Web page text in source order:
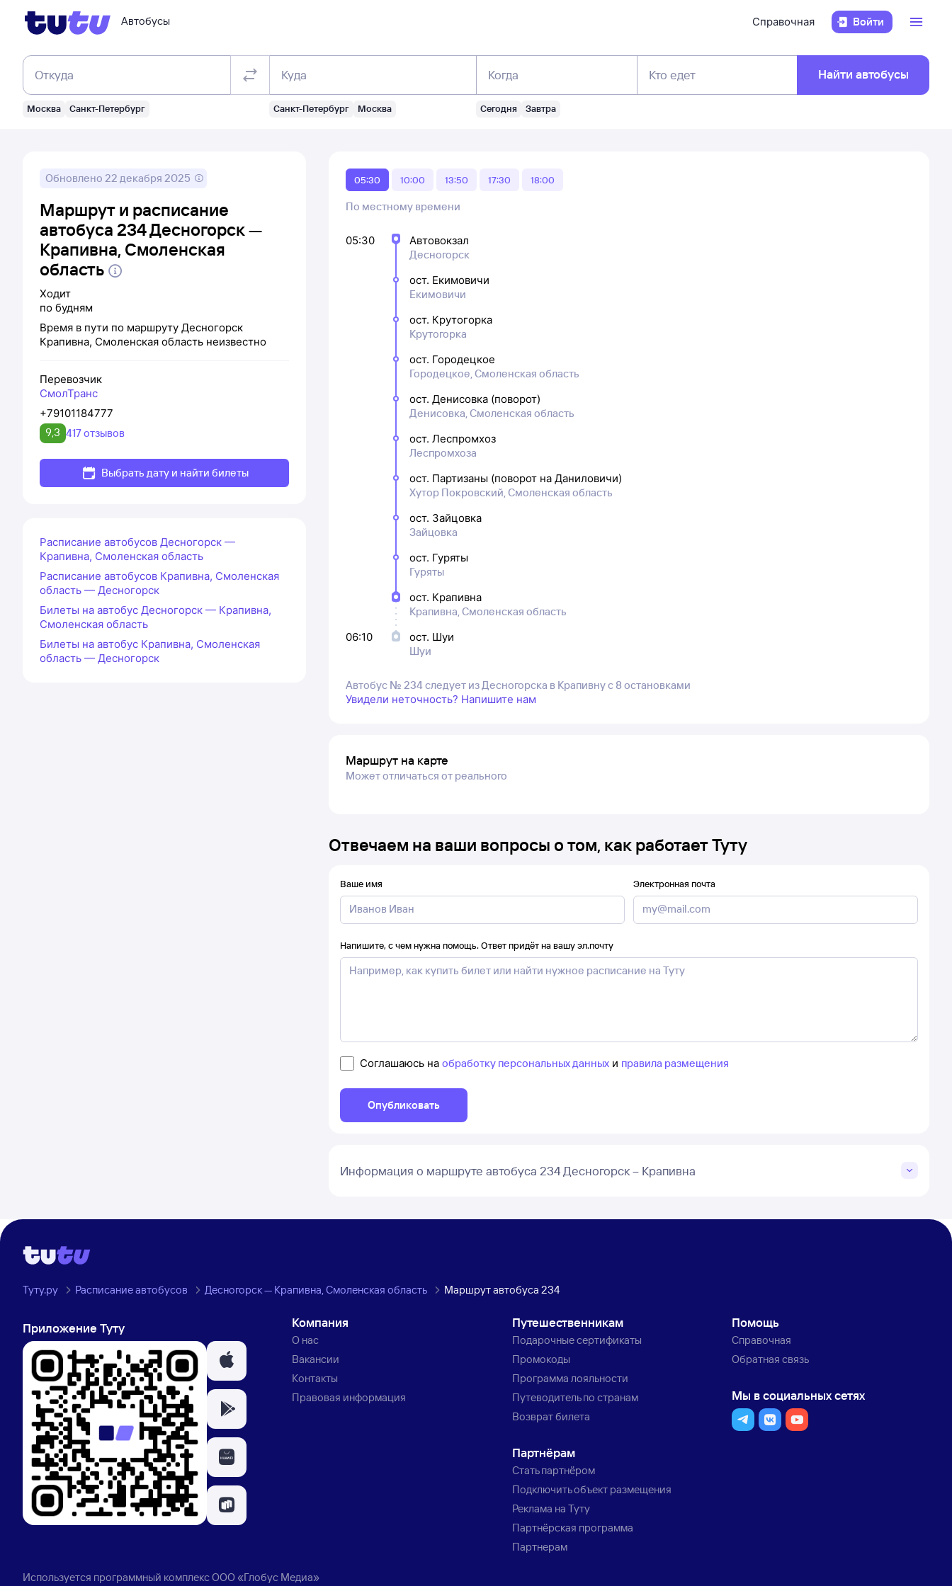
Автобусы Справочная Войти
Откуда
Москва Санкт-Петербург
Куда
Санкт-Петербург Москва
Когда
Сегодня Завтра
Кто едет Найти автобусы
Обновлено 22 декабря 2025
Маршрут и расписание
автобуса 234 Десногорск —
Крапивна, Смоленская
область
Ходит
по будням
Время в пути по маршруту Десногорск
Крапивна, Смоленская область неизвестно
Перевозчик
СмолТранс
+79101184777
9,3 417 отзывов
Выбрать дату и найти билеты
05:30 10:00 13:50 17:30 18:00
По местному времени
05:30
Автовокзал
Десногорск
ост. Екимовичи
Екимовичи
ост. Крутогорка
Крутогорка
ост. Городецкое
Городецкое, Смоленская область
ост. Денисовка (поворот)
Денисовка, Смоленская область
ост. Леспромхоз
Леспромхоза
ост. Партизаны (поворот на Даниловичи)
Хутор Покровский, Смоленская область
ост. Зайцовка
Зайцовка
ост. Гуряты
Гуряты
ост. Крапивна
Крапивна, Смоленская область
06:10
ост. Шуи
Шуи
Автобус № 234 следует из Десногорска в Крапивну с 8 остановками
Увидели неточность? Напишите нам
Маршрут на карте
Может отличаться от реального
Отвечаем на ваши вопросы о том, как работает Туту
Ваше имя Электронная почта
Напишите, с чем нужна помощь. Ответ придёт на вашу эл.почту
Соглашаюсь на обработку персональных данных и правила размещения
Опубликовать
Информация о маршруте автобуса 234 Десногорск – Крапивна
Расписание автобусов Десногорск —
Крапивна, Смоленская область
Расписание автобусов Крапивна, Смоленская
область — Десногорск
Билеты на автобус Десногорск — Крапивна,
Смоленская область
Билеты на автобус Крапивна, Смоленская
область — Десногорск
Туту.ру Расписание автобусов Десногорск — Крапивна, Смоленская область Маршрут автобуса 234
Приложение Туту Компания
О нас
Вакансии
Контакты
Правовая информация
Путешественникам
Подарочные сертификаты
Промокоды
Программа лояльности
Путеводитель по странам
Возврат билета
Партнёрам
Стать партнёром
Подключить объект размещения
Реклама на Туту
Партнёрская программа
Партнерам
Помощь
Справочная
Обратная связь
Мы в социальных сетях
Используется программный комплексООО «Глобус Медиа»